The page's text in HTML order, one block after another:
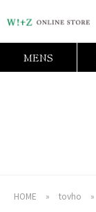
MENS
HOME » tovho »